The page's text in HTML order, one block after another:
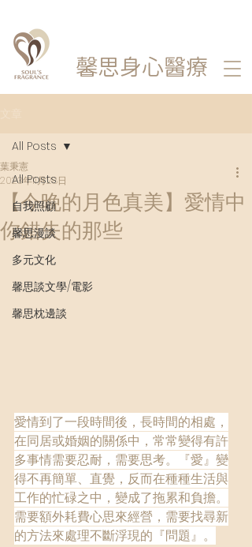
馨思身心醫療
All Posts
自我照顧
馨思漫談
多元文化
馨思談文學/電影
馨思枕邊談
All Posts
【今晚的月色真美】愛情中
你錯失的那些
葉秉憲
2023年11月28日
愛情到了一段時間後，長時間的相處，
在同居或婚姻的關係中，常常變得有許
多事情需要忍耐，需要思考。『愛』變
得不再簡單、直覺，反而在種種生活與
工作的忙碌之中，變成了拖累和負擔。
需要額外耗費心思來經營，需要找尋新
的方法來處理不斷浮現的『問題』。